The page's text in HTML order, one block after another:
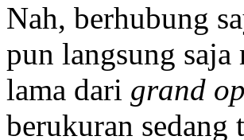
Nah, berhubung
pun langsung
lama dari grand
berukuran sedang